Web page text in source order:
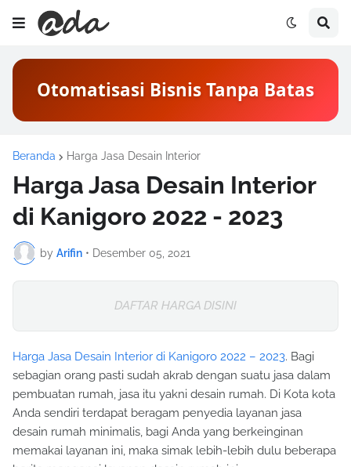
Otomatisasi Bisnis Tanpa Batas
Beranda Harga Jasa Desain Interior
Harga Jasa Desain Interior
di Kanigoro 2022 - 2023
by Arifin • Desember 05, 2021
DAFTAR HARGA DISINI
Harga Jasa Desain Interior di Kanigoro 2022 – 2023. Bagi
sebagian orang pasti sudah akrab dengan suatu jasa dalam
pembuatan rumah, jasa itu yakni desain rumah. Di Kota kota
Anda sendiri terdapat beragam penyedia layanan jasa
desain rumah minimalis, bagi Anda yang berkeinginan
memakai layanan ini, maka simak lebih-lebih dulu beberapa